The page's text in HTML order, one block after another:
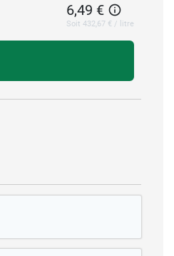
6,49 €
Soit 432,67 € / litre